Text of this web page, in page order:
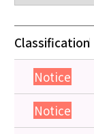
Classification
Notice
Notice